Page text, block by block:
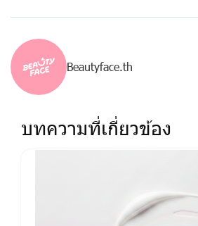
Beautyface.th
บทความที่เกี่ยวข้อง